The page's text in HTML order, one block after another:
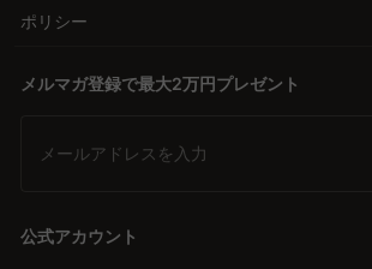
ポリシー
メルマガ登録で最大2万円プレゼント
メールアドレスを入力
公式アカウント